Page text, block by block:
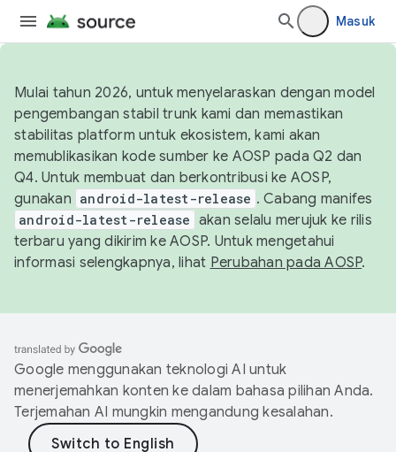
Masuk
Mulai tahun 2026, untuk menyelaraskan dengan model
pengembangan stabil trunk kami dan memastikan
stabilitas platform untuk ekosistem, kami akan
memublikasikan kode sumber ke AOSP pada Q2 dan
Q4. Untuk membuat dan berkontribusi ke AOSP,
gunakan android-latest-release . Cabang manifes
android-latest-release akan selalu merujuk ke rilis
terbaru yang dikirim ke AOSP. Untuk mengetahui
informasi selengkapnya, lihat Perubahan pada AOSP.
Google menggunakan teknologi AI untuk
menerjemahkan konten ke dalam bahasa pilihan Anda.
Terjemahan AI mungkin mengandung kesalahan.